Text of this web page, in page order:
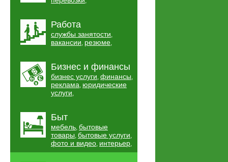
Работа
службы занятости,
вакансии, резюме,
Бизнес и финансы
бизнес услуги, финансы,
реклама, юридические
услуги,
Быт
мебель, бытовые
товары, бытовые услуги,
фото и видео, интерьер,